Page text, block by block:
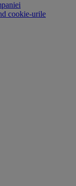
cookie-urile